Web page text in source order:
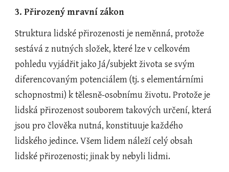
3. Přirozený mravní zákon
Struktura lidské přirozenosti je neměnná, protože
sestává z nutných složek, které lze v celkovém
pohledu vyjádřit jako Já/subjekt života se svým
diferencovaným potenciálem (tj. s elementárními
schopnostmi) k tělesně-osobnímu životu. Protože je
lidská přirozenost souborem takových určení, která
jsou pro člověka nutná, konstituuje každého
lidského jedince. Všem lidem náleží celý obsah
lidské přirozenosti; jinak by nebyli lidmi.